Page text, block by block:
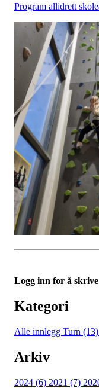
Program allidrett
Logg inn for å
Kategori
Alle innlegg Turn (13)
Arkiv
2024 (6) 2021 (7)